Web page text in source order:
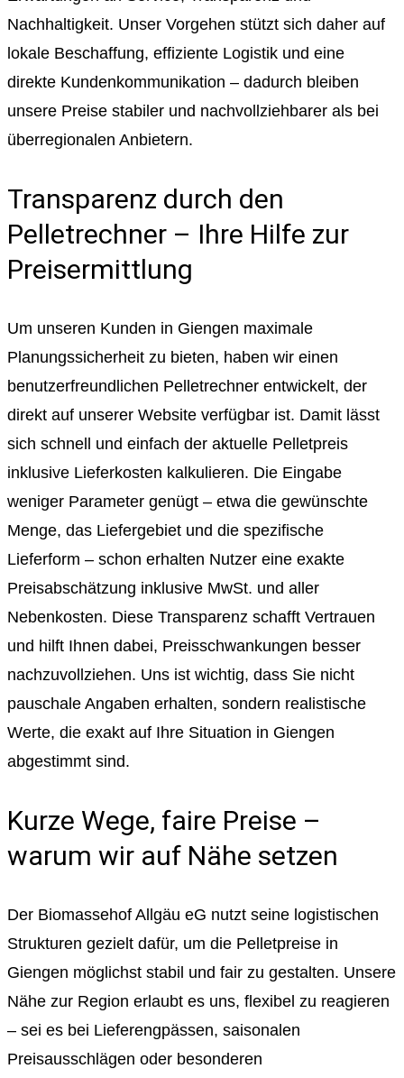
Nachhaltigkeit. Unser Vorgehen stützt sich daher auf
lokale Beschaffung, effiziente Logistik und eine
direkte Kundenkommunikation – dadurch bleiben
unsere Preise stabiler und nachvollziehbarer als bei
überregionalen Anbietern.
Transparenz durch den
Pelletrechner – Ihre Hilfe zur
Preisermittlung
Um unseren Kunden in Giengen maximale
Planungssicherheit zu bieten, haben wir einen
benutzerfreundlichen Pelletrechner entwickelt, der
direkt auf unserer Website verfügbar ist. Damit lässt
sich schnell und einfach der aktuelle Pelletpreis
inklusive Lieferkosten kalkulieren. Die Eingabe
weniger Parameter genügt – etwa die gewünschte
Menge, das Liefergebiet und die spezifische
Lieferform – schon erhalten Nutzer eine exakte
Preisabschätzung inklusive MwSt. und aller
Nebenkosten. Diese Transparenz schafft Vertrauen
und hilft Ihnen dabei, Preisschwankungen besser
nachzuvollziehen. Uns ist wichtig, dass Sie nicht
pauschale Angaben erhalten, sondern realistische
Werte, die exakt auf Ihre Situation in Giengen
abgestimmt sind.
Kurze Wege, faire Preise –
warum wir auf Nähe setzen
Der Biomassehof Allgäu eG nutzt seine logistischen
Strukturen gezielt dafür, um die Pelletpreise in
Giengen möglichst stabil und fair zu gestalten. Unsere
Nähe zur Region erlaubt es uns, flexibel zu reagieren
– sei es bei Lieferengpässen, saisonalen
Preisausschlägen oder besonderen